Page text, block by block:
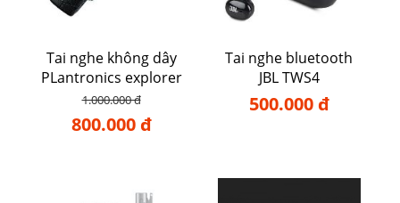
Tai nghe không dây
PLantronics explorer
50
1.000.000 đ
800.000 đ
Tai nghe bluetooth
JBL TWS4
500.000 đ